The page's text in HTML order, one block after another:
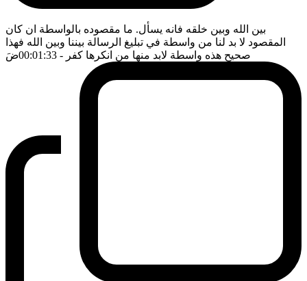
بين الله وبين خلقه فانه يسأل. ما مقصوده بالواسطة ان كان
المقصود لا بد لنا من واسطة في تبليغ الرسالة بيننا وبين الله فهذا
صحيح هذه واسطة لابد منها من انكرها كفر - 00:01:33 ضَ